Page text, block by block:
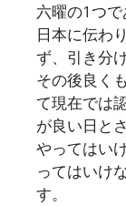
六曜の1つ
日本に伝わ
ず、引き分
その後良く
て現在では
が良い日と
やってはい
ってはいけ
す。